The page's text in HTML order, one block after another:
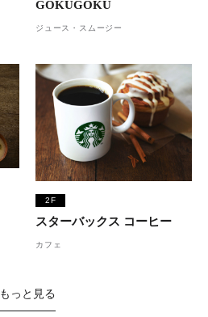
GOKUGOKU
ジュース・スムージー
2F
スターバックス コーヒー
カフェ
もっと見る